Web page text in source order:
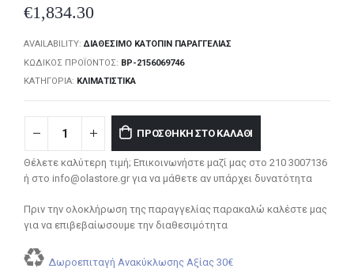
€1,834.30
AVAILABILITY:ΔΙΑΘΈΣΙΜΟ ΚΑΤΌΠΙΝ ΠΑΡΑΓΓΕΛΊΑΣ
ΚΩΔΙΚΌΣ ΠΡΟΪΌΝΤΟΣ: BP-2156069746
ΚΑΤΗΓΟΡΊΑ: ΚΛΙΜΑΤΙΣΤΙΚΆ
ΠΡΟΣΘΉΚΗ ΣΤΟ ΚΑΛΆΘΙ
Θέλετε καλύτερη τιμή; Επικοινωνήστε μαζί μας στο 210 3007136
ή στο info@olastore.gr για να μάθετε αν υπάρχει δυνατότητα
Πριν την ολοκλήρωση της παραγγελίας παρακαλώ καλέστε μας
για να επιβεβαίωσουμε την διαθεσιμότητα
Δωροεπιταγή Ανακύκλωσης Αξίας 30€